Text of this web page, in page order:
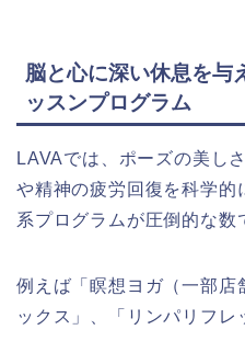
脳と心に深い休息を与
ッスンプログラム
LAVAでは、ポーズの美し
や精神の疲労回復を科学的
系プログラムが圧倒的な数
例えば「瞑想ヨガ（一部店
ックス」、「リンパリフレ